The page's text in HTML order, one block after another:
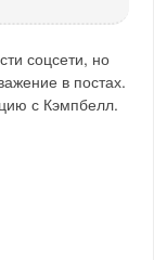
соцсети, но
в постах.
с Кэмпбелл.